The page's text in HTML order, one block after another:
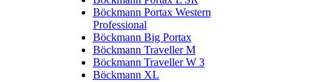
Böckmann Portax Western
Professional
Böckmann Big Portax
Böckmann Traveller M
Böckmann Traveller W 3
Böckmann XL